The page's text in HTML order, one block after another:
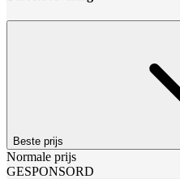
Beste prijs
Normale prijs
GESPONSORD